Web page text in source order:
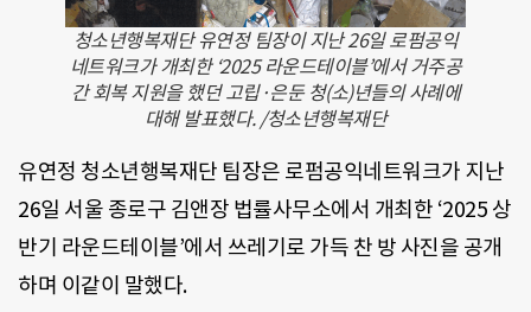
청소년행복재단 유연정 팀장이 지난 26일 로펌공익
네트워크가 개최한 ‘2025 라운드테이블’에서 거주공
간 회복 지원을 했던 고립·은둔 청(소)년들의 사례에
대해 발표했다. /청소년행복재단
유연정 청소년행복재단 팀장은 로펌공익네트워크가 지난
26일 서울 종로구 김앤장 법률사무소에서 개최한 ‘2025 상
반기 라운드테이블’에서 쓰레기로 가득 찬 방 사진을 공개
하며 이같이 말했다.